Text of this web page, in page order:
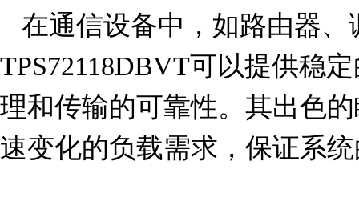
TPS72118DBVT可以提供稳
理和传输的可靠性。其出色
速变化的负载需求，保证系